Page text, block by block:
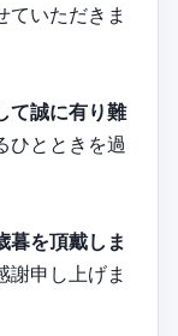
ていただきま
て誠に有り難
ひとときを過
暮を頂戴しま
謝申し上げま